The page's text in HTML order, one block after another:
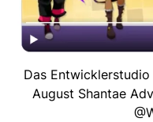
Das
August Shantae